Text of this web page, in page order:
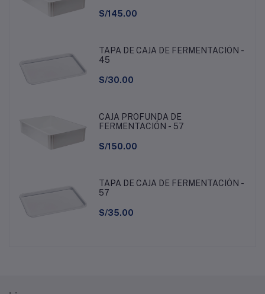
S/145.00
TAPA DE CAJA DE FERMENTACIÓN -
45
S/30.00
CAJA PROFUNDA DE
FERMENTACIÓN - 57
S/150.00
TAPA DE CAJA DE FERMENTACIÓN -
57
S/35.00